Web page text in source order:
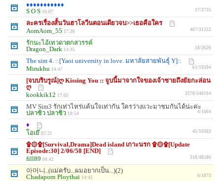
♦♦♦♦♦♦♦♦♦♦♦
S O S 10:07 17/2735
ละครเรื่องสั้นวันฮาโลวีนตอนเดียวจบ>>เธอคือใคร
AomAom_55 17:36 467/31252
รักนะไอ้เทวดาตกสวรรค์
Dragon_Dark 14:35 18/2626
The sim 4. ::[Yaoi university in love. มหาลัยสายพันธุ์ Y]::
Mirukhu 14:47 61/19394
[จบบริบรูณ์]ღ Kissing You :: จูบนี้มาจากใจของเจ้าชายถึงยัยกะล่อน
ღ
kookkik12 17:05 3278/546194
MV Sim3 รักเท่าไหร่เเค้นใจเท่ากัน ใครว่างเเวะมาชมกันได้น่ะค่ะ
ปลาซิว ปลาซิว 10:54 4/1664
♦
โอเย๊ 02:21 45/10363
۩۞۩[Survival,Drama]Dead island เกาะนรก ۩۞۩[Update
Episode:30] 2/06/58 [END]
fill89 00:42 318/48580
아머니..(แม่ครับ...ผมอยากเป็น...)(2)
Chadaporn Ploythai 14:42 0/1873